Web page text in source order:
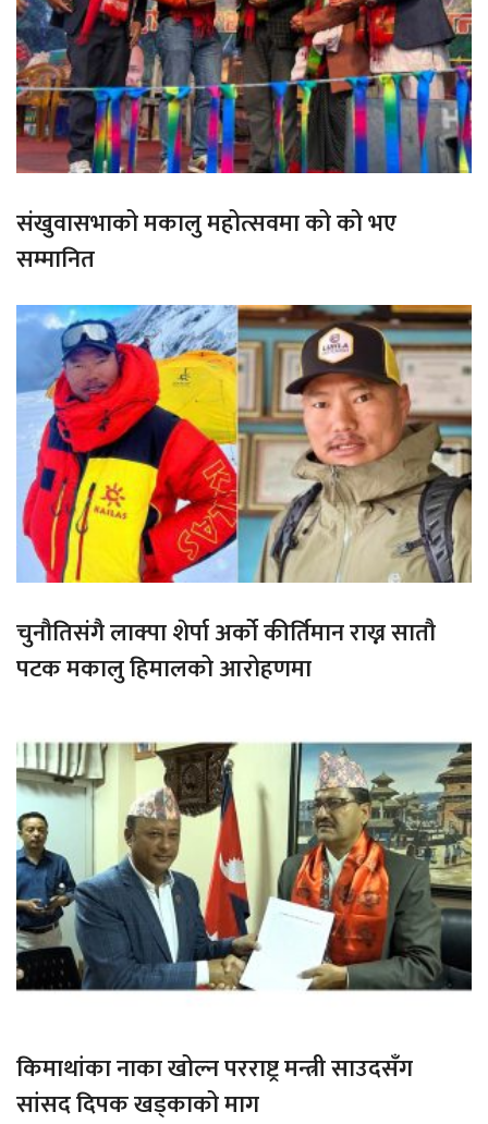
संखुवासभाको मकालु महोत्सवमा को को भए
सम्मानित
चुनौतिसंगै लाक्पा शेर्पा अर्को कीर्तिमान राख्न सातौ
पटक मकालु हिमालको आरोहणमा
किमाथांका नाका खोल्न परराष्ट्र मन्त्री साउदसँग
सांसद दिपक खड्काको माग